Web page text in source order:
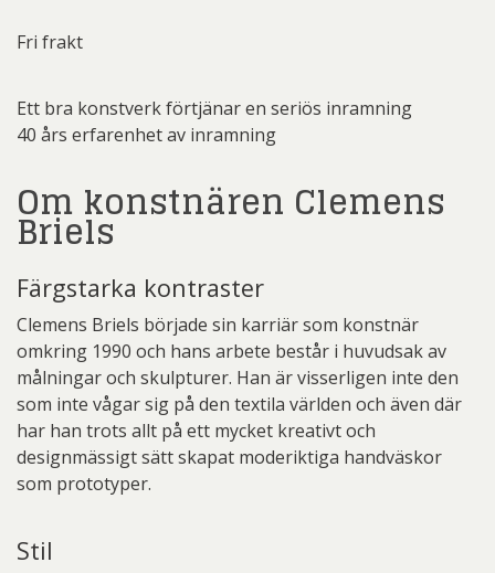
Fri frakt
Ett bra konstverk förtjänar en seriös inramning
40 års erfarenhet av inramning
Om konstnären Clemens
Briels
Färgstarka kontraster
Clemens Briels började sin karriär som konstnär
omkring 1990 och hans arbete består i huvudsak av
målningar och skulpturer. Han är visserligen inte den
som inte vågar sig på den textila världen och även där
har han trots allt på ett mycket kreativt och
designmässigt sätt skapat moderiktiga handväskor
som prototyper.
Stil